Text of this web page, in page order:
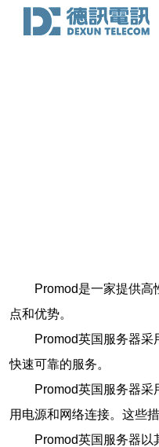
Promod是一家提供
点和优势。
Promod英国服务器
快速可靠的服务。
Promod英国服务器
用电源和网络连接。这些
Promod英国服务器